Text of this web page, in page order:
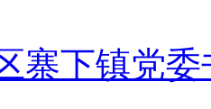
寨下镇党